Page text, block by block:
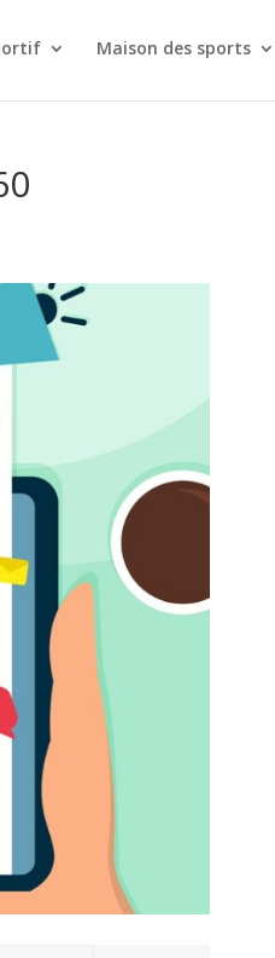
Maison des sports